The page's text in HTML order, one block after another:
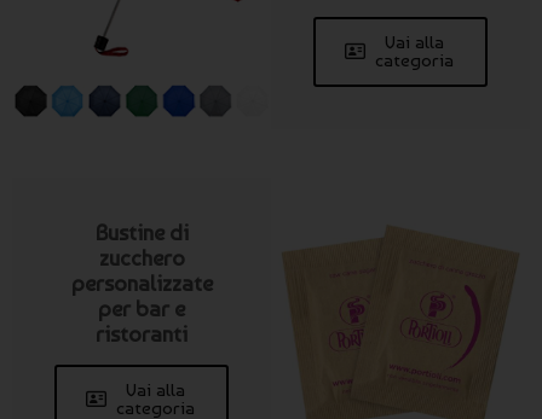
Vai alla
categoria
Bustine di
zucchero
personalizzate
per bar e
ristoranti
Vai alla
categoria